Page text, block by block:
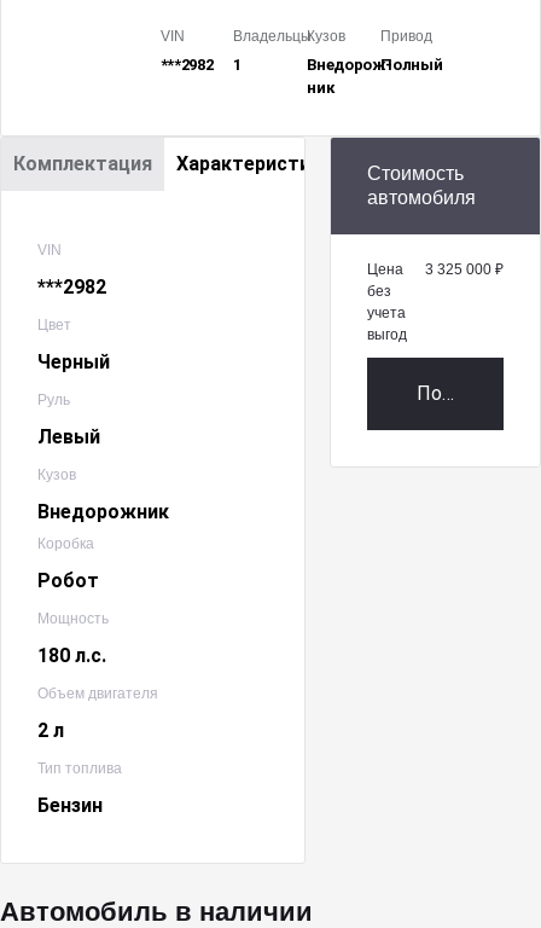
VIN
***2982
Владельцы
1
Кузов
Внедорож­
ник
Привод
Полный
Комплектация Характеристики
VIN
***2982
Цвет
Черный
Руль
Левый
Кузов
Внедорожник
Коробка
Робот
Мощность
180 л.с.
Объем двигателя
2 л
Тип топлива
Бензин
Стоимость
автомобиля
Цена
без
учета
выгод
3 325 000 ₽
Получить
Автомобиль в наличии